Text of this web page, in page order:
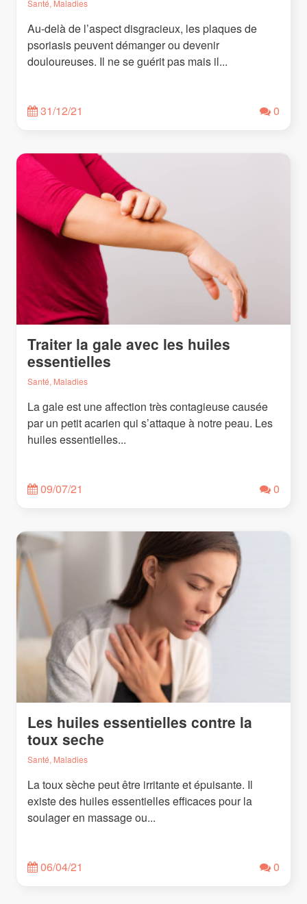
Santé, Maladies
Au-delà de l’aspect disgracieux, les plaques de
psoriasis peuvent démanger ou devenir
douloureuses. Il ne se guérit pas mais il...
31/12/21 0
Traiter la gale avec les huiles
essentielles
Santé, Maladies
La gale est une affection très contagieuse causée
par un petit acarien qui s’attaque à notre peau. Les
huiles essentielles...
09/07/21 0
Les huiles essentielles contre la
toux seche
Santé, Maladies
La toux sèche peut être irritante et épuisante. Il
existe des huiles essentielles efficaces pour la
soulager en massage ou...
06/04/21 0